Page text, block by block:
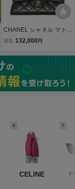
CHANEL シャネル マトラ
ッセ キャビアスキン クラ
ォレット レザー 長財布 A
P0241 F ブラック レディ
ース
現在 132,000 円
4
CELINE
5